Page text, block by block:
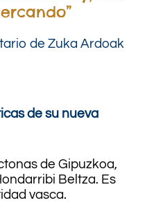
de Zuka Ardoak
de su nueva
de Gipuzkoa,
Beltza. Es
vasca.